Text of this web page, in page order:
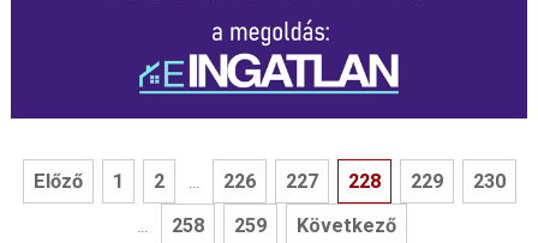
Előző 1 2 ... 226 227 228 229 230
... 258 259 Következő